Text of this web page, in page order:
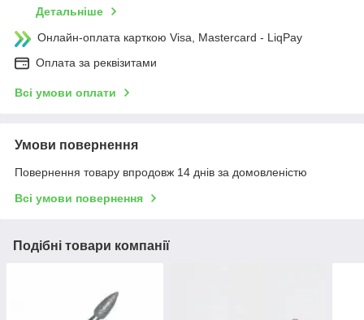
Детальніше
Онлайн-оплата карткою Visa, Mastercard - LiqPay
Оплата за реквізитами
Всі умови оплати
Умови повернення
Повернення товару впродовж 14 днів за домовленістю
Всі умови повернення
Подібні товари компанії